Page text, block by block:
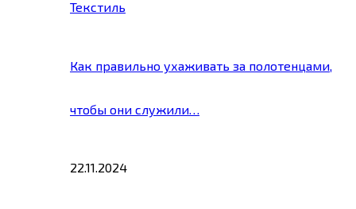
Текстиль
Как правильно ухаживать за полотенцами,
чтобы они служили…
22.11.2024